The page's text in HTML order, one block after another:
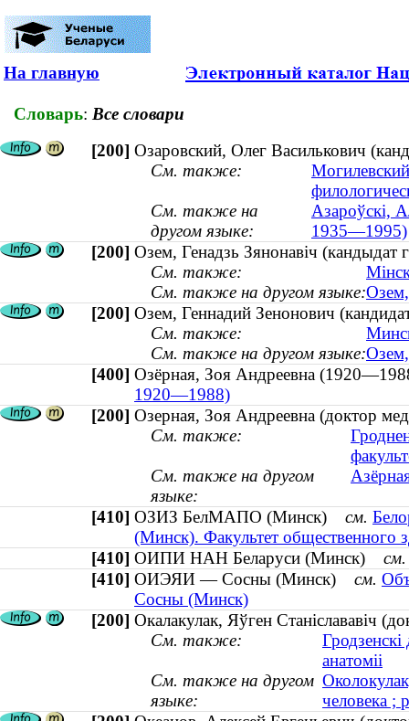
На главную
Словарь: Все словари
[200] Озаровский, Олег Василькович
См. также:
См. также на
другом языке:
Азароўскі,
1935—1995)
[200] Озем, Генадзь Зянонавіч (кандыдат
См. также:
См. также на другом языке:
[200] Озем, Геннадий Зенонович
См. также:
См. также на другом языке:Озем,
[400] Озёрная, Зоя Андреевна
1920—1988)
[200] Озерная, Зоя Андреевна (доктор
См. также:
См. также на другом
языке:
[410] ОЗИЗ БелМАПО (Минск) см.
(Минск). Факультет общественного
[410] ОИПИ НАН Беларуси (Минск) см.
[410] ОИЭЯИ — Сосны (Минск) см.
Сосны (Минск)
[200] Окалакулак, Яўген Станіслававіч
См. также:
анатоміі
См. также на другом
языке:
человека ;